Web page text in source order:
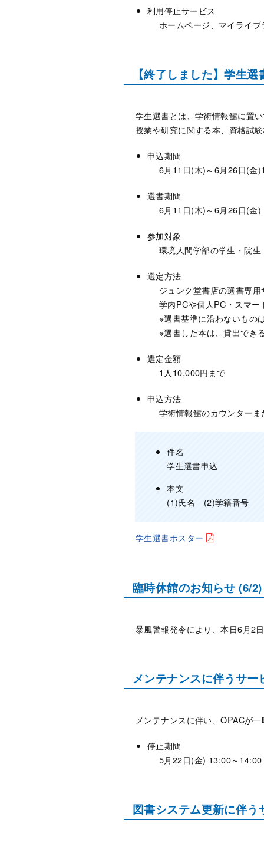
利用停止サービス
ホームページ、マイライ
【終了しました】学生
学生選書とは、学術情報館に置
授業や研究に関する本、資格試
申込期間
6月11日(木)～6月26日(金
選書期間
6月11日(木)～6月26日(金)
参加対象
環境人間学部の学生・院
選定方法
ジュンク堂書店の選書専
学内PCや個人PC・スマ
※選書基準に沿わないもの
※選書した本は、貸出でき
選定金額
1人10,000円まで
申込方法
学術情報館のカウンター
件名
学生選書申込
本文
(1)氏名 (2)学籍番号
学生選書ポスター
臨時休館のお知らせ (6/2)
暴風警報発令により、本日6月2
メンテナンスに伴うサ
メンテナンスに伴い、OPACが
停止期間
5月22日(金) 13:00～14:00
図書システム更新に伴